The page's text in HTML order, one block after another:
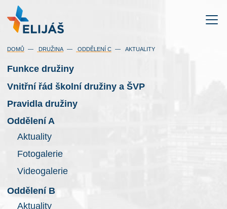
DOMŮ DRUŽINA ODDĚLENÍ C AKTUALITY
Funkce družiny
Vnitřní řád školní družiny a ŠVP
Pravidla družiny
Oddělení A
Aktuality
Fotogalerie
Videogalerie
Oddělení B
Aktuality